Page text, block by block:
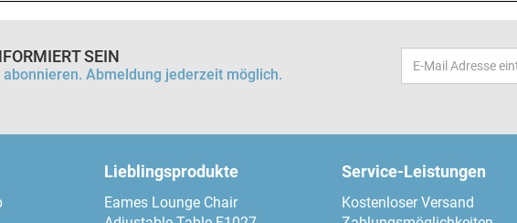
SEIN
Abmeldung jederzeit möglich.
Email-
Adresse
Lieblingsprodukte
Eames Lounge Chair
Service-Leistungen
Kostenloser Versand